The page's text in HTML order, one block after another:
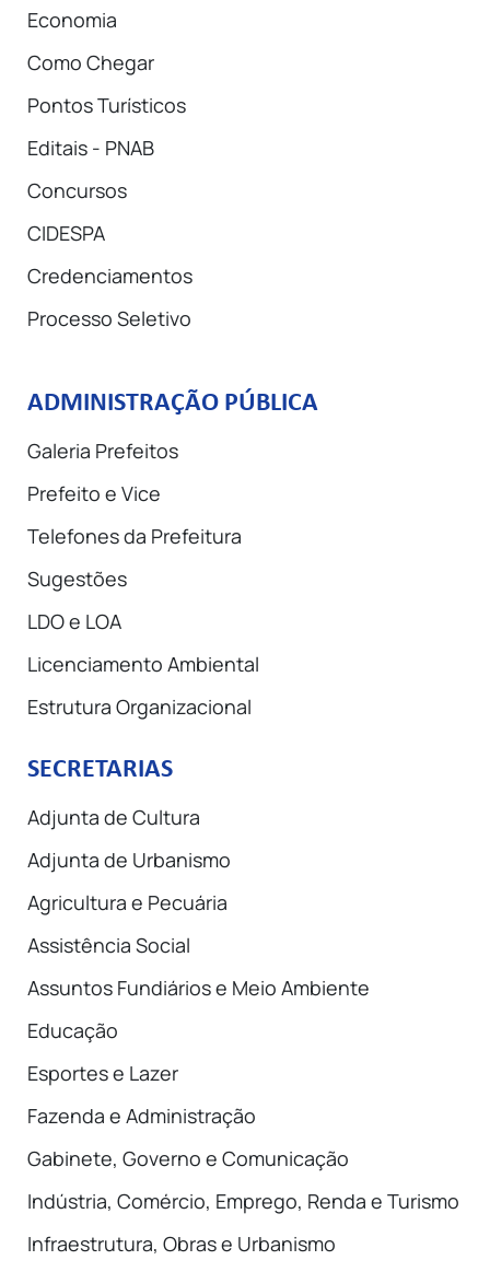
Economia
Como Chegar
Pontos Turísticos
Editais - PNAB
Concursos
CIDESPA
Credenciamentos
Processo Seletivo
ADMINISTRAÇÃO PÚBLICA
Galeria Prefeitos
Prefeito e Vice
Telefones da Prefeitura
Sugestões
LDO e LOA
Licenciamento Ambiental
Estrutura Organizacional
SECRETARIAS
Adjunta de Cultura
Adjunta de Urbanismo
Agricultura e Pecuária
Assistência Social
Assuntos Fundiários e Meio Ambiente
Educação
Esportes e Lazer
Fazenda e Administração
Gabinete, Governo e Comunicação
Indústria, Comércio, Emprego, Renda e Turismo
Infraestrutura, Obras e Urbanismo